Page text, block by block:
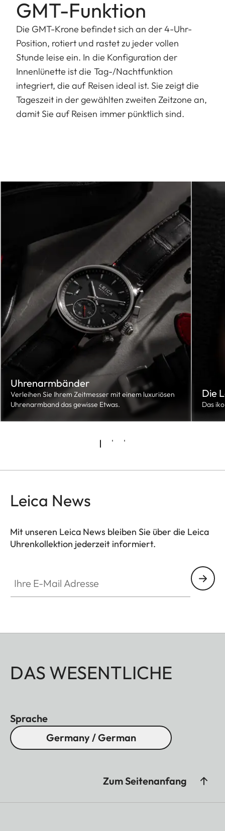
GMT-Funktion
Die GMT-Krone befindet sich an der 4-Uhr-
Position, rotiert und rastet zu jeder vollen
Stunde leise ein. In die Konfiguration der
Innenlünette ist die Tag-/Nachtfunktion
integriert, die auf Reisen ideal ist. Sie zeigt die
Tageszeit in der gewählten zweiten Zeitzone an,
damit Sie auf Reisen immer pünktlich sind.
Uhrenarmbänder
Verleihen Sie Ihrem Zeitmesser mit einem luxuriösen
Uhrenarmband das gewisse Etwas.
Die
Das
Leica News
Mit unseren Leica News bleiben Sie über die Leica
Uhrenkollektion jederzeit informiert.
DAS WESENTLICHE
Sprache
Germany / German
Zum Seitenanfang